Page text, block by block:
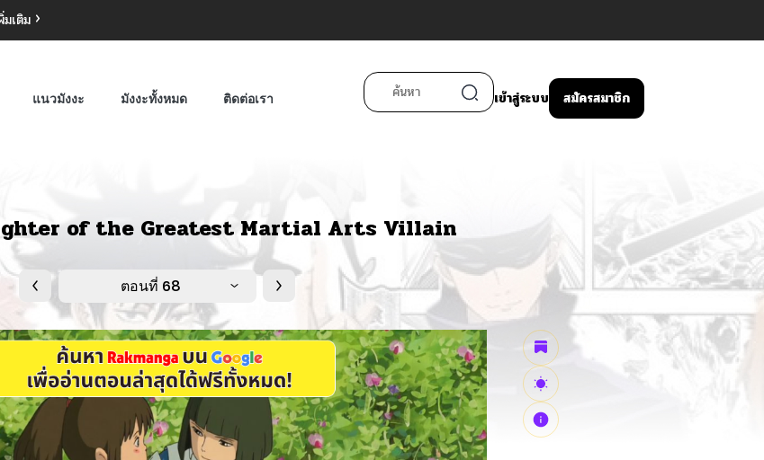
มเติม
แนวมังงะ มังงะทั้งหมด ติดต่อเรา เข้าสู่ระบบ สมัครสมาชิก
of the Greatest Martial Arts Villain
ตอนที่ 68